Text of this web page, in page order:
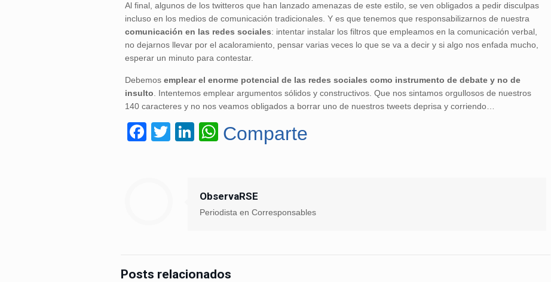
Al final, algunos de los twitteros que han lanzado amenazas de este estilo, se ven obligados a pedir disculpas
incluso en los medios de comunicación tradicionales. Y es que tenemos que responsabilizarnos de nuestra
comunicación en las redes sociales: intentar instalar los filtros que empleamos en la comunicación verbal,
no dejarnos llevar por el acaloramiento, pensar varias veces lo que se va a decir y si algo nos enfada mucho,
esperar un minuto para contestar.
Debemosemplear el enorme potencial de las redes sociales como instrumento de debate y no de
insulto . Intentemos emplear argumentos sólidos y constructivos. Que nos sintamos orgullosos de nuestros
140 caracteres y no nos veamos obligados a borrar uno de nuestros tweets deprisa y corriendo…
Facebook
TwitterLinkedIn
WhatsApp
Comparte
ObservaRSE
Periodista en Corresponsables
Posts relacionados